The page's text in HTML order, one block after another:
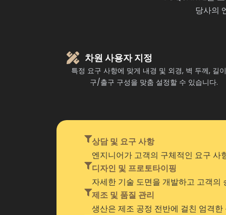
당사의
차원 사용자 지정
특정 요구 사항에 맞게 내경 및 외경, 벽 두께, 길
구/출구 구성을 맞춤 설정할 수 있습니다.
상담 및 요구 사항
엔지니어가 고객의 구체적인 요구 사
디자인 및 프로토타이핑
자세한 기술 도면을 개발하고 고객의
제조 및 품질 관리
생산은 제조 공정 전반에 걸친 엄격